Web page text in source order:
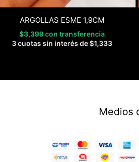
ARGOLLAS ESME 1,9CM
$3,399con transferencia
3 cuotas sin interés de$1,333
Medios